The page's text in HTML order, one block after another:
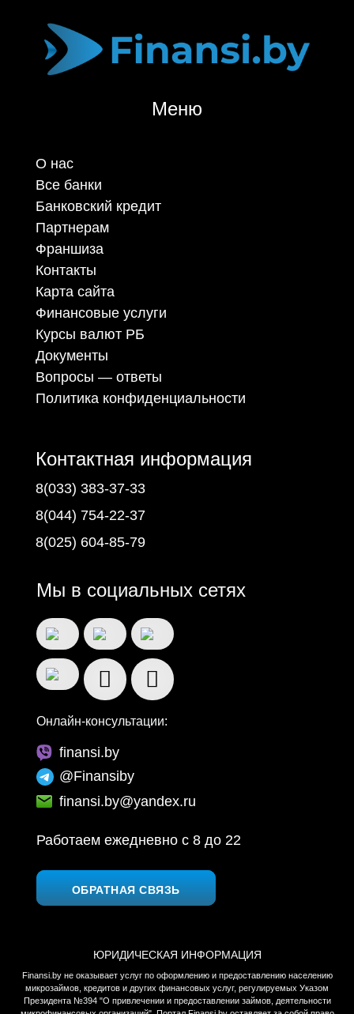
Меню
О нас
Все банки
Банковский кредит
Партнерам
Франшиза
Контакты
Карта сайта
Финансовые услуги
Курсы валют РБ
Документы
Вопросы — ответы
Политика конфиденциальности
Контактная информация
8(033) 383-37-33
8(044) 754-22-37
8(025) 604-85-79
Мы в социальных сетях
Онлайн-консультации:
finansi.by
@Finansiby
finansi.by@yandex.ru
Работаем ежедневно c 8 до 22
ОБРАТНАЯ СВЯЗЬ
ЮРИДИЧЕСКАЯ ИНФОРМАЦИЯ
Finansi.by не оказывает услуг по оформлению и предоставлению населению
микрозаймов, кредитов и других финансовых услуг, регулируемых Указом
Президента №394 "О привлечении и предоставлении займов, деятельности